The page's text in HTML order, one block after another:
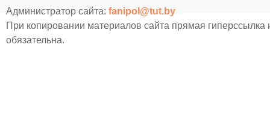
Администратор сайта: fanipol@tut.by
При копировании материалов сайта прямая гиперссылка
обязательна.